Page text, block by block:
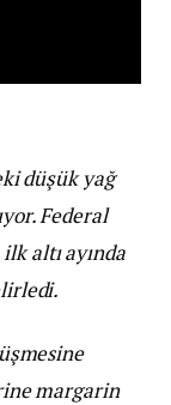
düşük yağ
Federal
altı ayında
margarin